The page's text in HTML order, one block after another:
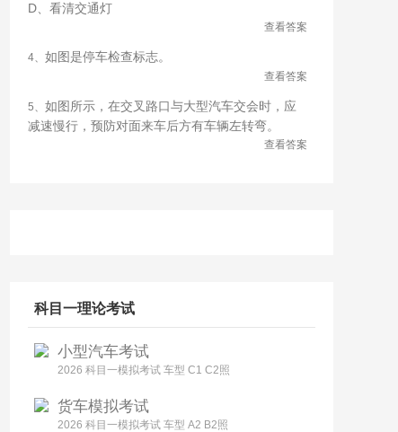
D、看清交通灯
查看答案
4、 如图是停车检查标志。
查看答案
5、 如图所示，在交叉路口与大型汽车交会时，应
减速慢行，预防对面来车后方有车辆左转弯。
查看答案
科目一理论考试
小型汽车考试
2026 科目一模拟考试 车型 C1 C2照
货车模拟考试
2026 科目一模拟考试 车型 A2 B2照